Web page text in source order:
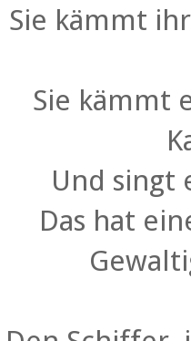
Sie kämmt
Sie kämmt
Und singt
Das hat